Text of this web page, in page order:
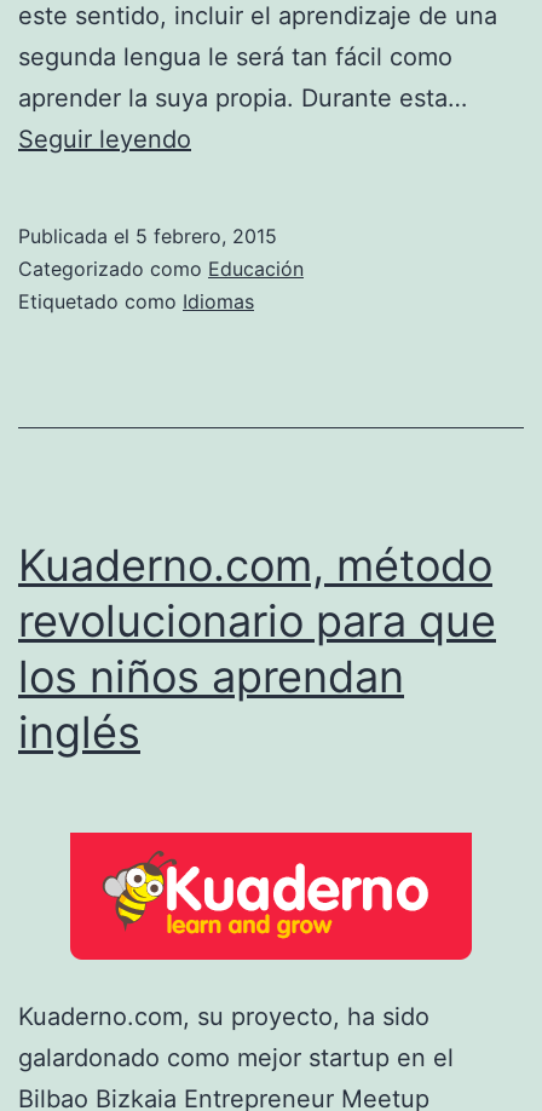
este sentido, incluir el aprendizaje de una
segunda lengua le será tan fácil como
aprender la suya propia. Durante esta…
Seguir leyendo
bilingües
Publicada el 5 febrero, 2015
Categorizado como Educación
Etiquetado como Idiomas
Kuaderno.com, método
revolucionario para que
los niños aprendan
inglés
Kuaderno.com, su proyecto, ha sido
galardonado como mejor startup en el
Bilbao Bizkaia Entrepreneur Meetup